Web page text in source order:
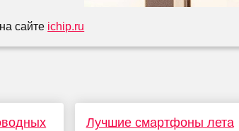
сайте ichip.ru
Лучшие смартфоны лета